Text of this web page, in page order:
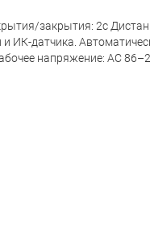
закрытия: 2c
ИК-датчика.
напряжение: AC